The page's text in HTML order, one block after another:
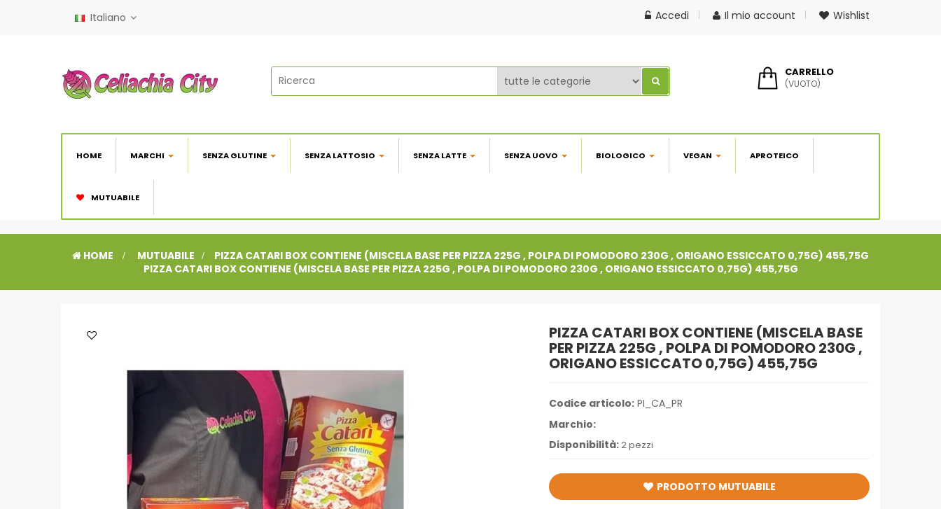
Accedi Il mio account Wishlist
Italiano
CARRELLO
(VUOTO)
HOME MARCHI SENZA GLUTINE SENZA LATTOSIO SENZA LATTE SENZA UOVO BIOLOGICO VEGAN APROTEICO
MUTUABILE
HOME > MUTUABILE >
PIZZA CATARI BOX CONTIENE (MISCELA BASE PER PIZZA 225G , POLPA DI POMODORO 230G , ORIGANO ESSICCATO 0,75G) 455,75G
PIZZA CATARI BOX CONTIENE (MISCELA BASE PER PIZZA 225G , POLPA DI POMODORO 230G , ORIGANO ESSICCATO 0,75G) 455,75G
PIZZA CATARI BOX CONTIENE (MISCELA BASE
PER PIZZA 225G , POLPA DI POMODORO 230G ,
ORIGANO ESSICCATO 0,75G) 455,75G
Codice articolo: PI_CA_PR
Marchio:
Disponibilità:2 pezzi
PRODOTTO MUTUABILE